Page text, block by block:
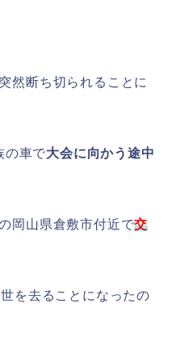
然断ち切られることに
の車で大会に向かう途中
岡山県倉敷市付近で交
を去ることになったの